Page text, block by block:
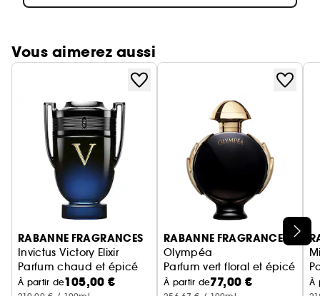
Vous aimerez aussi
Ignorer le carrousel produits
RABANNE FRAGRANCES
Invictus Victory Elixir
Parfum chaud et épicé
À partir de105,00 €
RABANNE FRAGRANCES
Olympéa
Parfum vert floral et épicé
À partir de77,00 €
À